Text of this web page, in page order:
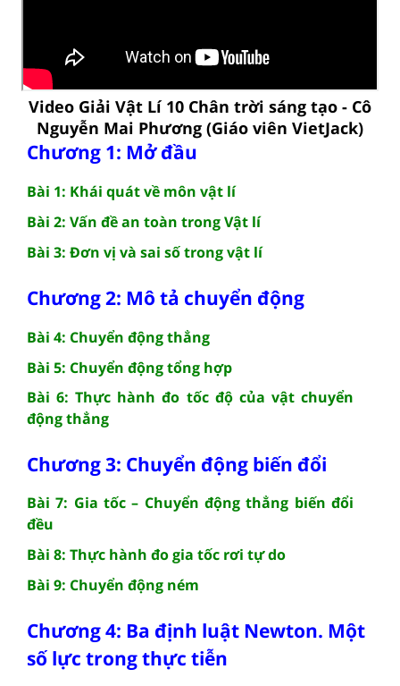
Video Giải Vật Lí 10 Chân trời sáng tạo - Cô
Nguyễn Mai Phương (Giáo viên VietJack)
Chương 1: Mở đầu
Bài 1: Khái quát về môn vật lí
Bài 2: Vấn đề an toàn trong Vật lí
Bài 3: Đơn vị và sai số trong vật lí
Chương 2: Mô tả chuyển động
Bài 4: Chuyển động thẳng
Bài 5: Chuyển động tổng hợp
Bài 6: Thực hành đo tốc độ của vật chuyển
động thẳng
Chương 3: Chuyển động biến đổi
Bài 7: Gia tốc – Chuyển động thẳng biến đổi
đều
Bài 8: Thực hành đo gia tốc rơi tự do
Bài 9: Chuyển động ném
Chương 4: Ba định luật Newton. Một
số lực trong thực tiễn